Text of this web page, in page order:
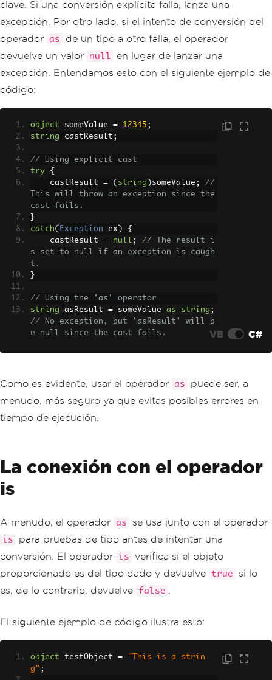
clave. Si una conversión explícita falla, lanza una
excepción. Por otro lado, si el intento de conversión del
operador as
de un tipo a otro falla, el operador
devuelve un valor
null
en lugar de lanzar una
excepción. Entendamos esto con el siguiente ejemplo de
código:
object someValue = 12345 ;
string castResult ;
// Using explicit cast
try
{
    castResult
= ( string )someValue ;
//
This will throw an exception since the
cast fails.
}
catch( Exception ex )
{
    castResult
= null ;
// The result i
s set to null if an exception is caugh
t.
}
// Using the 'as' operator
string asResult = someValue as string ;
// No exception, but 'asResult' will b
e null since the cast fails.
VB C#
Como es evidente, usar el operador as
puede ser, a
menudo, más seguro ya que evitas posibles errores en
tiempo de ejecución.
La conexión con el operador
is
A menudo, el operador as se usa junto con el operador
is
para pruebas de tipo antes de intentar una
conversión. El operador
is
verifica si el objeto
proporcionado es del tipo dado y devuelve true
si lo
es, de lo contrario, devuelve
false
El siguiente ejemplo de código ilustra esto:
object testObject =
"This is a strin
g" ;